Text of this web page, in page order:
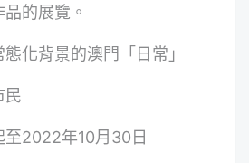
的展覽。
化背景的澳門「日常」
民
2022年10月30日